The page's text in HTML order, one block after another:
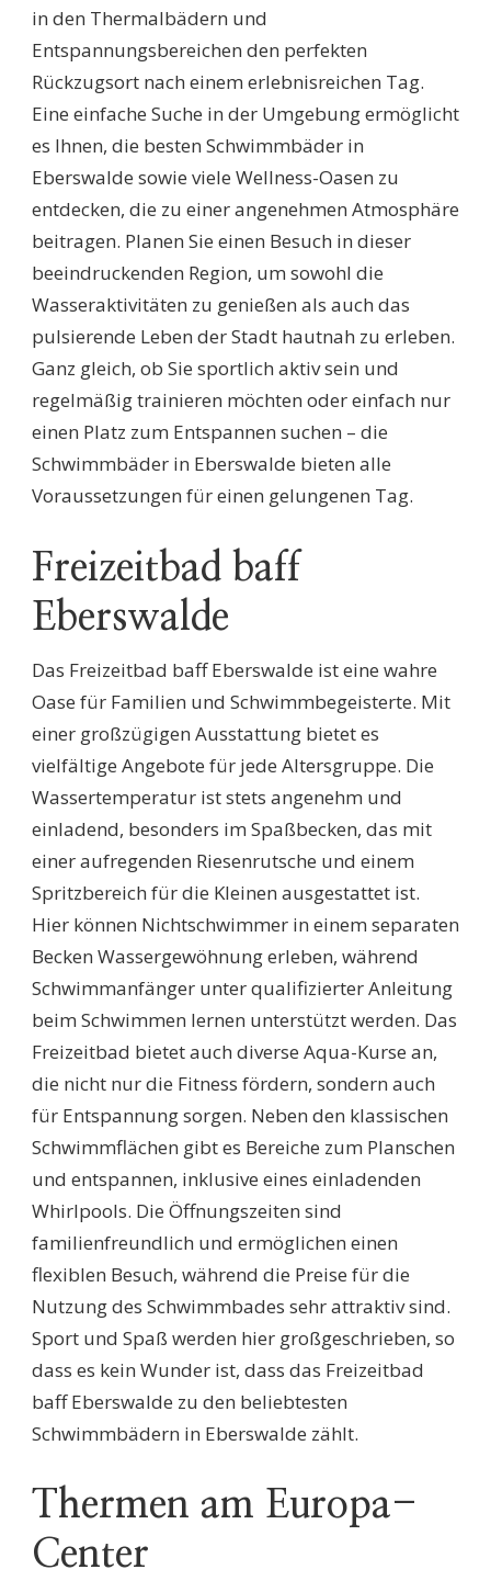
in den Thermalbädern und
Entspannungsbereichen den perfekten
Rückzugsort nach einem erlebnisreichen Tag.
Eine einfache Suche in der Umgebung ermöglicht
es Ihnen, die besten Schwimmbäder in
Eberswalde sowie viele Wellness-Oasen zu
entdecken, die zu einer angenehmen Atmosphäre
beitragen. Planen Sie einen Besuch in dieser
beeindruckenden Region, um sowohl die
Wasseraktivitäten zu genießen als auch das
pulsierende Leben der Stadt hautnah zu erleben.
Ganz gleich, ob Sie sportlich aktiv sein und
regelmäßig trainieren möchten oder einfach nur
einen Platz zum Entspannen suchen – die
Schwimmbäder in Eberswalde bieten alle
Voraussetzungen für einen gelungenen Tag.
Freizeitbad baff
Eberswalde
Das Freizeitbad baff Eberswalde ist eine wahre
Oase für Familien und Schwimmbegeisterte. Mit
einer großzügigen Ausstattung bietet es
vielfältige Angebote für jede Altersgruppe. Die
Wassertemperatur ist stets angenehm und
einladend, besonders im Spaßbecken, das mit
einer aufregenden Riesenrutsche und einem
Spritzbereich für die Kleinen ausgestattet ist.
Hier können Nichtschwimmer in einem separaten
Becken Wassergewöhnung erleben, während
Schwimmanfänger unter qualifizierter Anleitung
beim Schwimmen lernen unterstützt werden. Das
Freizeitbad bietet auch diverse Aqua-Kurse an,
die nicht nur die Fitness fördern, sondern auch
für Entspannung sorgen. Neben den klassischen
Schwimmflächen gibt es Bereiche zum Planschen
und entspannen, inklusive eines einladenden
Whirlpools. Die Öffnungszeiten sind
familienfreundlich und ermöglichen einen
flexiblen Besuch, während die Preise für die
Nutzung des Schwimmbades sehr attraktiv sind.
Sport und Spaß werden hier großgeschrieben, so
dass es kein Wunder ist, dass das Freizeitbad
baff Eberswalde zu den beliebtesten
Schwimmbädern in Eberswalde zählt.
Thermen am Europa-
Center